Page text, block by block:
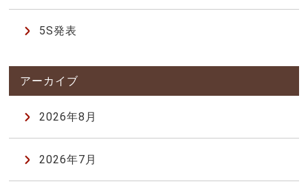
5S発表
2026年8月
2026年7月